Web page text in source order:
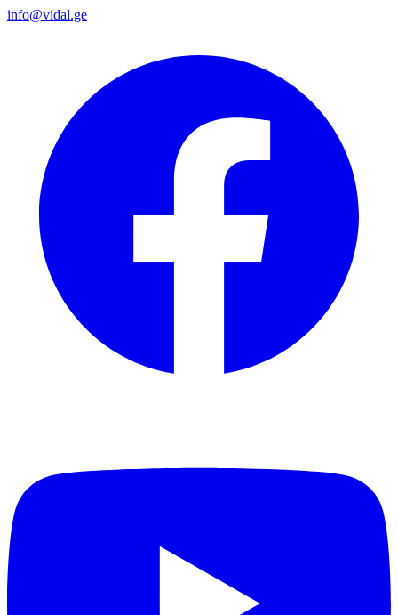
info@vidal.ge